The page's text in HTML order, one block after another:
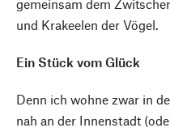
gemeinsam dem
und Krakeelen der Vögel.
Ein Stück vom Glück
Denn ich wohne zwar in
nah an der Innenstadt